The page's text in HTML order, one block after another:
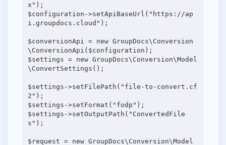
x");
$configuration->setApiBaseUrl("https://ap
i.groupdocs.cloud");
$conversionApi = new GroupDocs\Conversion
\ConversionApi($configuration);
$settings = new GroupDocs\Conversion\Model
\ConvertSettings();
$settings->setFilePath("file-to-convert.cf
2");
$settings->setFormat("fodp");
$settings->setOutputPath("ConvertedFile
s");
$request = new GroupDocs\Conversion\Model